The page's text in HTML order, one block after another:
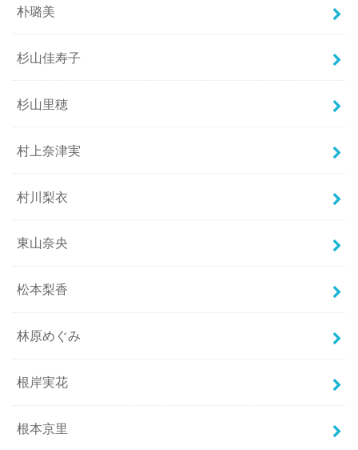
朴璐美
杉山佳寿子
杉山里穂
村上奈津実
村川梨衣
東山奈央
松本梨香
林原めぐみ
根岸実花
根本京里